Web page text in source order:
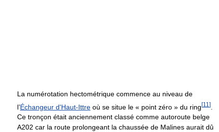
La numérotation hectométrique commence au niveau de
l’Échangeur d'Haut-Ittre où se situe le « point zéro » du ring[11 ]
Ce tronçon était anciennement classé comme autoroute belge
A202 car la route prolongeant la chaussée de Malines aurait dû